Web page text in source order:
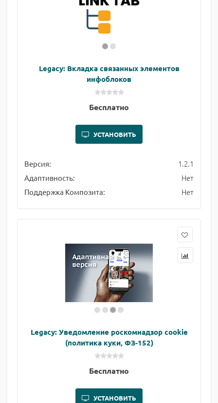
Legacy: Вкладка связанных элементов
инфоблоков
Бесплатно
УСТАНОВИТЬ
Версия: 1.2.1
Адаптивность: Нет
Поддержка Композита: Нет
Legacy: Уведомление роскомнадзор cookie
(политика куки, ФЗ-152)
Бесплатно
УСТАНОВИТЬ